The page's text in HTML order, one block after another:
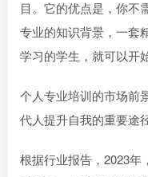
目。它的优点是，你不
专业的知识背景，一套
学习的学生，就可以开
个人专业培训的市场前
代人提升自我的重要途径
根据行业报告，2023年